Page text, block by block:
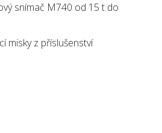
snímač M740 od 15 t do
misky z příslušenství